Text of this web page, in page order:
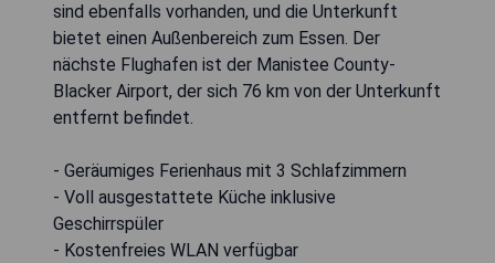
sind ebenfalls vorhanden, und die Unterkunft
bietet einen Außenbereich zum Essen. Der
nächste Flughafen ist der Manistee County-
Blacker Airport, der sich 76 km von der Unterkunft
entfernt befindet.
- Geräumiges Ferienhaus mit 3 Schlafzimmern
- Voll ausgestattete Küche inklusive
Geschirrspüler
- Kostenfreies WLAN verfügbar